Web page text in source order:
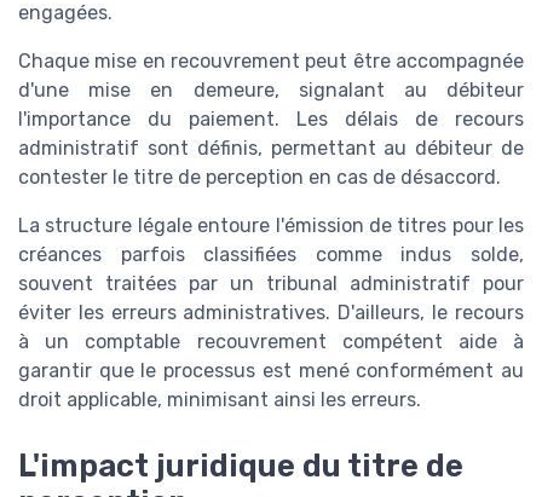
engagées.
Chaque mise en recouvrement peut être accompagnée
d'une mise en demeure, signalant au débiteur
l'importance du paiement. Les délais de recours
administratif sont définis, permettant au débiteur de
contester le titre de perception en cas de désaccord.
La structure légale entoure l'émission de titres pour les
créances parfois classifiées comme indus solde,
souvent traitées par un tribunal administratif pour
éviter les erreurs administratives. D'ailleurs, le recours
à un comptable recouvrement compétent aide à
garantir que le processus est mené conformément au
droit applicable, minimisant ainsi les erreurs.
L'impact juridique du titre de